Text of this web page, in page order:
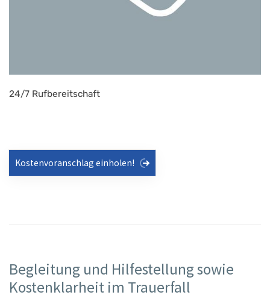
24/7 Rufbereitschaft
Kostenvoranschlag einholen!
Begleitung und Hilfestellung sowie
Kostenklarheit im Trauerfall